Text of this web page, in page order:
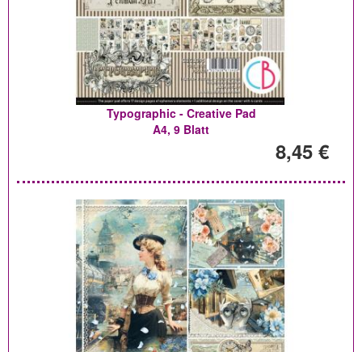
Typographic - Creative Pad
A4, 9 Blatt
8,45 €